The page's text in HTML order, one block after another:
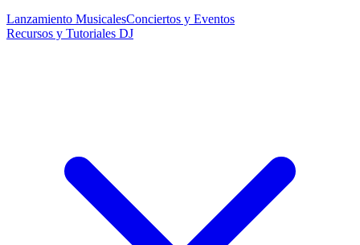
Lanzamiento MusicalesConciertos y Eventos
Recursos y Tutoriales DJ